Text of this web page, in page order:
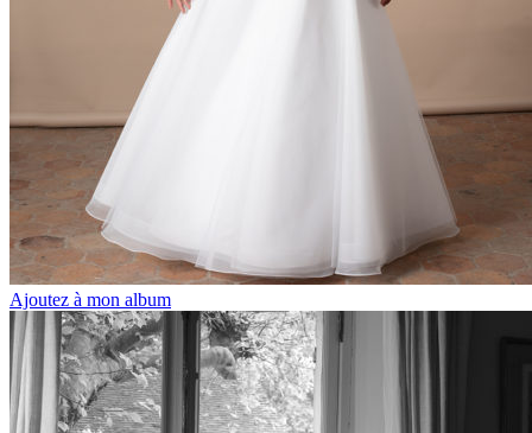
Ajoutez à mon album